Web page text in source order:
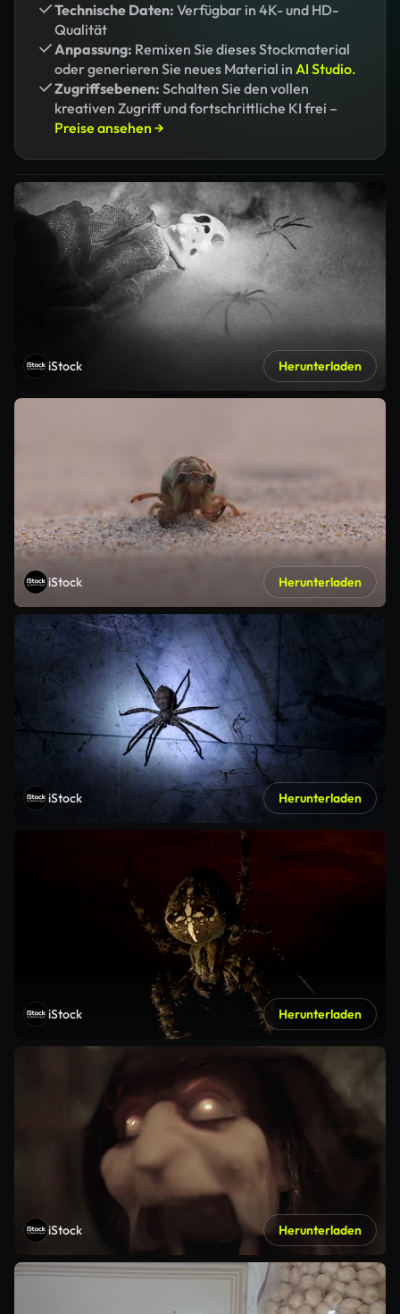
Technische Daten: Verfügbar in 4K- und HD-
Qualität
Anpassung: Remixen Sie dieses Stockmaterial
oder generieren Sie neues Material in AI Studio.
Zugriffsebenen: Schalten Sie den vollen
kreativen Zugriff und fortschrittliche KI frei –
Preise ansehen →
iStock Herunterladen
iStock Herunterladen
iStock Herunterladen
iStock Herunterladen
iStock Herunterladen